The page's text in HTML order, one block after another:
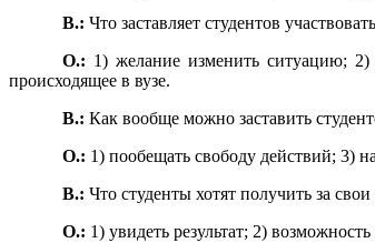
В.: Что заставляет студентов
О.: 1) желание изменить ситуацию;
происходящее в вузе.
В.: Как вообще можно заставить
О.: 1) пообещать свободу действий; 3)
В.: Что студенты хотят получить за
О.: 1) увидеть результат; 2)